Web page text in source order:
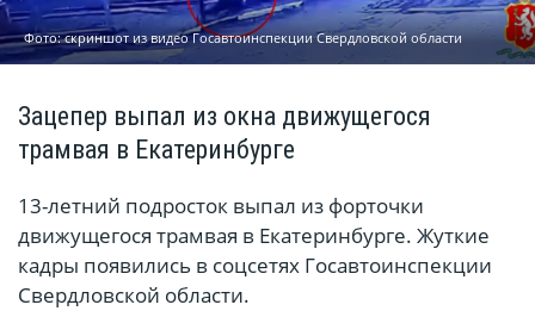
Фото: скриншот из видео Госавтоинспекции Свердловской области
Зацепер выпал из окна движущегося
трамвая в Екатеринбурге
13-летний подросток выпал из форточки
движущегося трамвая в Екатеринбурге. Жуткие
кадры появились в соцсетях Госавтоинспекции
Свердловской области.